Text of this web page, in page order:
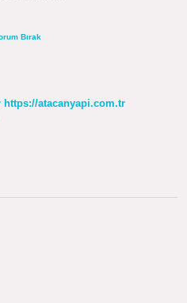
Bırak
https://atacanyapi.com.tr